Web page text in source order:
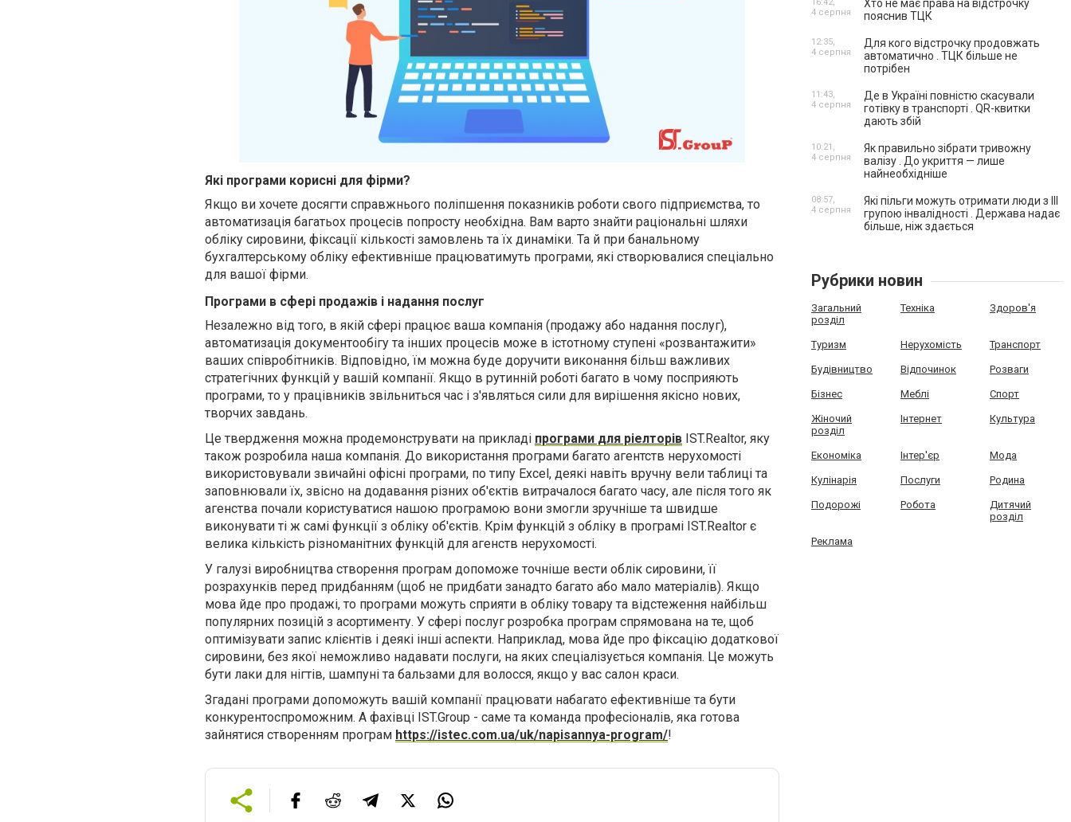
Які програми корисні для фірми?
Якщо ви хочете досягти справжнього поліпшення показників роботи свого підприємства, то
автоматизація багатьох процесів попросту необхідна. Вам варто знайти раціональні шляхи
обліку сировини, фіксації кількості замовлень таїх динаміки. Та й при банальному
бухгалтерському обліку ефективніше працюватимуть програми, які створювалися спеціально
для вашої фірми.
Програми в сфері продажів і надання послуг
Незалежно від того, в якій сфері працює ваша компанія (продажу або надання послуг),
автоматизація документообігу та інших процесів може в істотному ступені «розвантажити»
ваших співробітників. Відповідно, їм можна буде доручити виконання більш важливих
стратегічних функцій у вашій компанії. Якщо в рутинній роботі багато в чому посприяють
програми, то у працівників звільниться час і з'являться сили для вирішення якісно нових,
творчих завдань.
Це твердження можна продемонструвати на прикладі програми для ріелторів IST.Realtor, яку
також розробила наша компанія. До використання програми багато агентств нерухомості
використовували звичайні офісні програми, по типу Excel, деякі навіть вручну вели таблиці та
заповнювали їх, звісно на додавання різних об'єктів витрачалося багато часу, але після того як
агенства почали користуватися нашою програмою вони змогли зручніше та швидше
виконувати ті ж самі функції з обліку об'єктів. Крім функцій з обліку в програмі IST.Realtor є
велика кількість різноманітних функцій для агенств нерухомості.
У галузі виробництва створення програм допоможе точніше вести облік сировини,її
розрахунків перед придбанням (щоб не придбати занадто багато або мало матеріалів). Якщо
мова йде про продажі, то програми можуть сприяти в обліку товару та відстеження найбільш
популярних позицій з асортименту. У сфері послуг розробка програм спрямована на те, щоб
оптимізувати запис клієнтів і деякі інші аспекти. Наприклад, мова йде про фіксацію додаткової
сировини, без якої неможливо надавати послуги, на яких спеціалізується компанія. Це можуть
бути лаки для нігтів, шампуні та бальзами для волосся, якщо у вас салон краси.
Згадані програми допоможуть вашій компанії працювати набагато ефективніше та бути
конкурентоспроможним. А фахівці IST.Group - саме та команда професіоналів, яка готова
зайнятися створенням програм https://istec.com.ua/uk/napisannya-program/!
Хто не має права на відстрочку
пояснив ТЦК
4 серпня
Для кого відстрочку продовжать
автоматично . ТЦК більше не
потрібен
12:35,
4 серпня
Де в Україні повністю скасували
готівку в транспорті . QR-квитки
дають збій
11:43,
4 серпня
Як правильно зібрати тривожну
валізу . До укриття — лише
найнеобхідніше
10:21,
4 серпня
Які пільги можуть отримати люди з III
групою інвалідності . Держава надає
більше, ніж здається
08:57,
4 серпня
Рубрики новин
Загальний
розділ
Техніка Здоров'я
Туризм Нерухомість Транспорт
Будівництво Відпочинок Розваги
Бізнес Меблі Спорт
Жіночий
розділ
Інтернет Культура
Економіка Інтер'єр Мода
Кулінарія Послуги Родина
Подорожі Робота
Дитячий
розділ
Реклама